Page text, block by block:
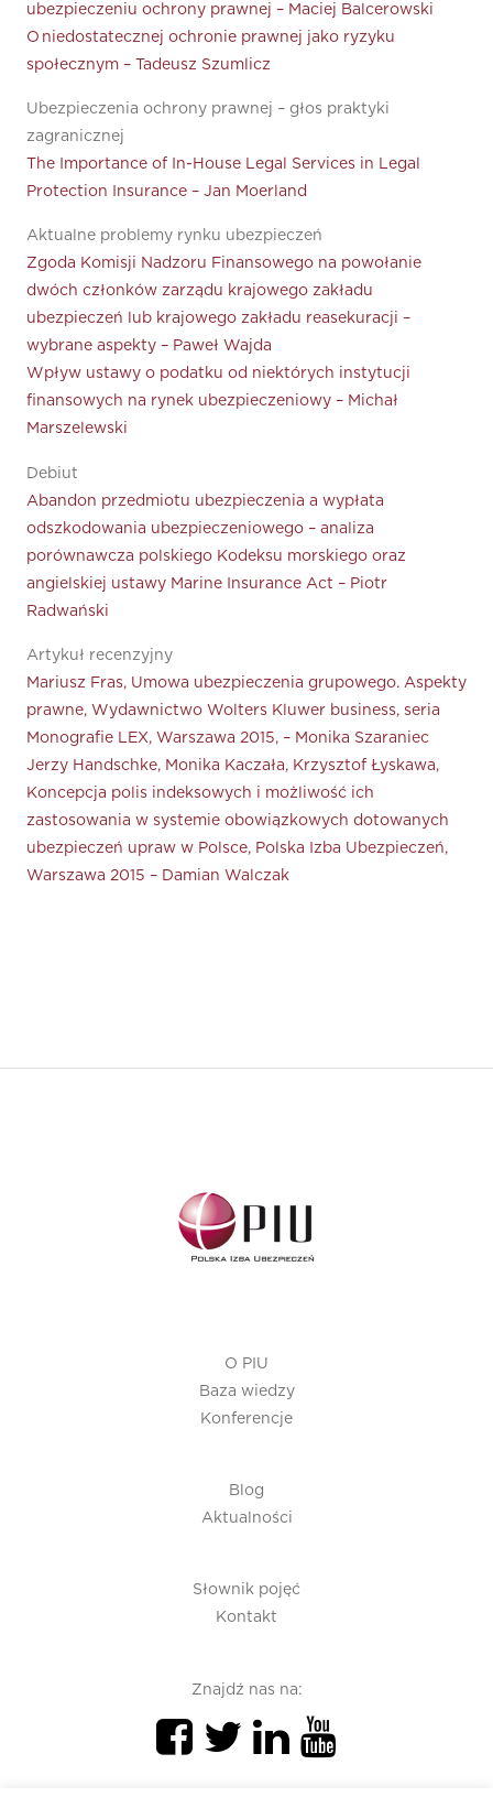
ubezpieczeniu ochrony prawnej – Maciej Balcerowski
O niedostatecznej ochronie prawnej jako ryzyku
społecznym – Tadeusz Szumlicz
Ubezpieczenia ochrony prawnej – głos praktyki
zagranicznej
The Importance of In-House Legal Services in Legal
Protection Insurance – Jan Moerland
Aktualne problemy rynku ubezpieczeń
Zgoda Komisji Nadzoru Finansowego na powołanie
dwóch członków zarządu krajowego zakładu
ubezpieczeń lub krajowego zakładu reasekuracji –
wybrane aspekty – Paweł Wajda
Wpływ ustawy o podatku od niektórych instytucji
finansowych na rynek ubezpieczeniowy – Michał
Marszelewski
Debiut
Abandon przedmiotu ubezpieczenia a wypłata
odszkodowania ubezpieczeniowego – analiza
porównawcza polskiego Kodeksu morskiego oraz
angielskiej ustawy Marine Insurance Act – Piotr
Radwański
Artykuł recenzyjny
Mariusz Fras, Umowa ubezpieczenia grupowego. Aspekty
prawne, Wydawnictwo Wolters Kluwer business, seria
Monografie LEX, Warszawa 2015, – Monika Szaraniec
Jerzy Handschke, Monika Kaczała, Krzysztof Łyskawa,
Koncepcja polis indeksowych i możliwość ich
zastosowania w systemie obowiązkowych dotowanych
ubezpieczeń upraw w Polsce, Polska Izba Ubezpieczeń,
Warszawa 2015 – Damian Walczak
O PIU
Baza wiedzy
Konferencje
Blog
Aktualności
Słownik pojęć
Kontakt
Znajdź nas na: